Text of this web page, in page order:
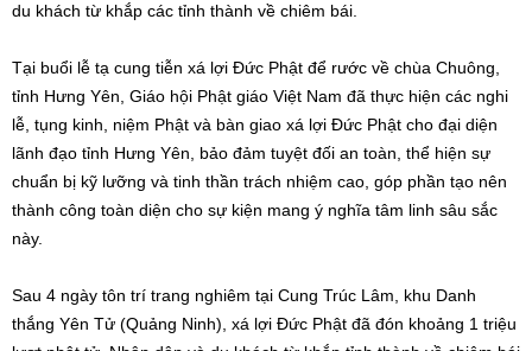
du khách từ khắp các tỉnh thành về chiêm bái.
Tại buổi lễ tạ cung tiễn xá lợi Đức Phật để rước về chùa Chuông,
tỉnh Hưng Yên, Giáo hội Phật giáo Việt Nam đã thực hiện các nghi
lễ, tụng kinh, niệm Phật và bàn giao xá lợi Đức Phật cho đại diện
lãnh đạo tỉnh Hưng Yên, bảo đảm tuyệt đối an toàn, thể hiện sự
chuẩn bị kỹ lưỡng và tinh thần trách nhiệm cao, góp phần tạo nên
thành công toàn diện cho sự kiện mang ý nghĩa tâm linh sâu sắc
này.
Sau 4 ngày tôn trí trang nghiêm tại Cung Trúc Lâm, khu Danh
thắng Yên Tử (Quảng Ninh), xá lợi Đức Phật đã đón khoảng 1 triệu